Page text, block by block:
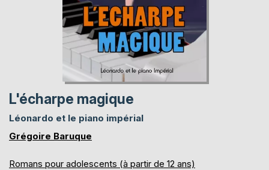
L'écharpe magique
Léonardo et le piano impérial
Grégoire Baruque
Romans pour adolescents (à partir de 12 ans)